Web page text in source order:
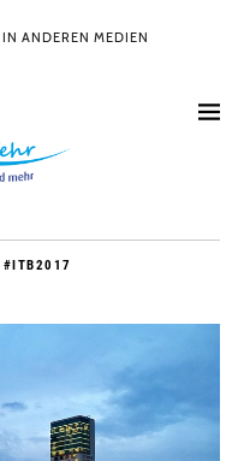
IN ANDEREN MEDIEN
#ITB2017